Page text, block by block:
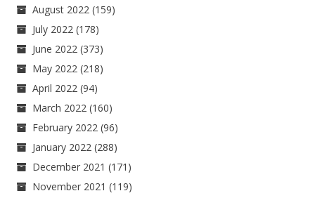
August 2022 (159)
July 2022 (178)
June 2022 (373)
May 2022 (218)
April 2022 (94)
March 2022 (160)
February 2022 (96)
January 2022 (288)
December 2021 (171)
November 2021 (119)